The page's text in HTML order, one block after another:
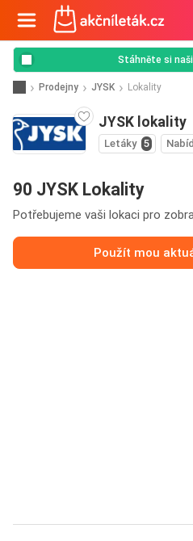
Stáhněte si
Prodejny JYSK Lokality
JYSK lokality
Letáky 5
90 JYSK Lokality
Potřebujeme vaši lokaci pro
Použít mou